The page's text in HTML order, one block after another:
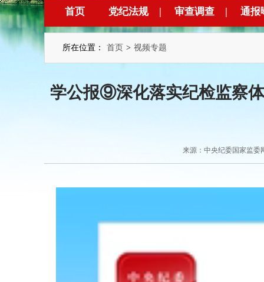
首页 党纪法规 | 审查调查 | 通报
所在位置： 首页 > 视频专题
学公报⑨深化落实纪检监察
来源：中央纪委国家监